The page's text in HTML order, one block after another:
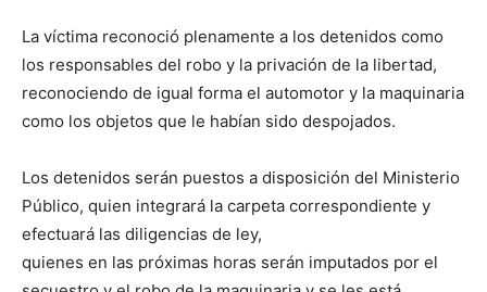
La víctima reconoció plenamente a los detenidos como
los responsables del robo y la privación de la libertad,
reconociendo de igual forma el automotor y la maquinaria
como los objetos que le habían sido despojados.
Los detenidos serán puestos a disposición del Ministerio
Público, quien integrará la carpeta correspondiente y
efectuará las diligencias de ley,
quienes en las próximas horas serán imputados por el